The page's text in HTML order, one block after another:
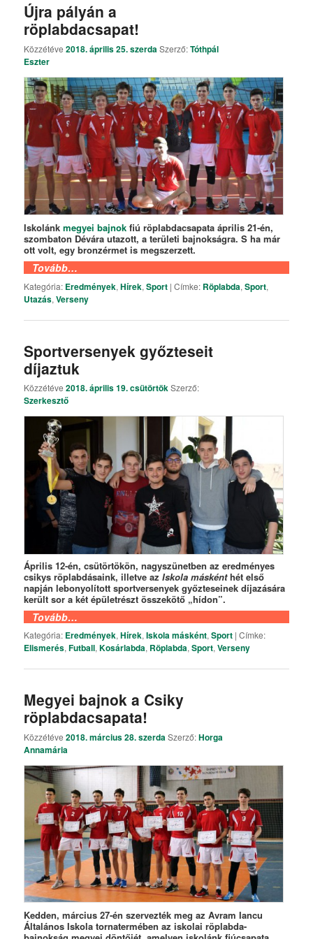
Újra pályán a
röplabdacsapat!
Közzétéve2018. április 25. szerdaSzerző:Tóthpál
Eszter
Iskolánkmegyei bajnok fiú röplabdacsapata április 21-én,
szombaton Dévára utazott, a területi bajnokságra. S ha már
ott volt, egy bronzérmet is megszerzett.
Tovább…
Kategória: Eredmények,Hírek,Sport |Címke: Röplabda,Sport,
Utazás,Verseny
Sportversenyek győzteseit
díjaztuk
Közzétéve2018. április 19. csütörtökSzerző:
Szerkesztő
Április 12-én, csütörtökön, nagyszünetben az eredményes
csikys röplabdásaink, illetve azIskola máskénthét első
napján lebonyolított sportversenyek győzteseinek díjazására
került sor a két épületrészt összekötő „hídon”.
Tovább…
Kategória: Eredmények,Hírek,Iskola másként,Sport |Címke:
Elismerés,Futball,Kosárlabda, Röplabda,Sport,Verseny
Megyei bajnok a Csiky
röplabdacsapata!
Közzétéve2018. március 28. szerda Szerző:Horga
Annamária
Kedden, március 27-én szervezték meg az Avram Iancu
Általános Iskola tornatermében az iskolai röplabda-